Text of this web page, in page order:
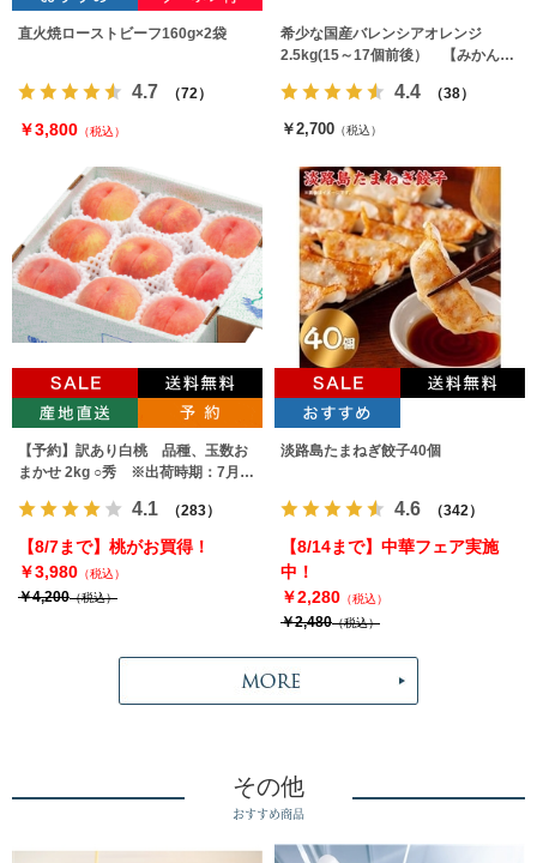
直火焼ローストビーフ160g×2袋
4.7 （72）
￥3,800 （税込）
希少な国産バレンシアオレンジ
2.5kg(15～17個前後） 【みかんの
4.4 （38）
￥2,700 （税込）
【予約】訳あり白桃 品種、玉数お
まかせ 2kg ○秀 ※出荷時期：7月下
4.1 （283）
【8/7まで】桃がお買得！
￥3,980 （税込）
￥4,200（税込）
淡路島たまねぎ餃子40個
4.6 （342）
【8/14まで】中華フェア実施
中！
￥2,280 （税込）
￥2,480（税込）
その他
おすすめ商品